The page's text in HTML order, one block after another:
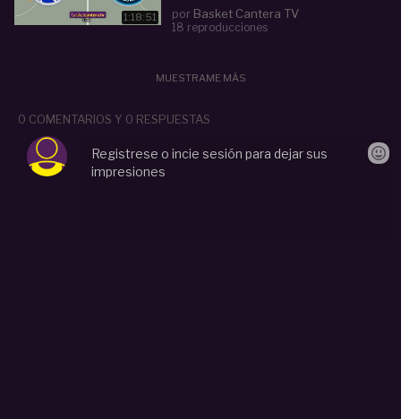
1:18:51 por Basket Cantera TV
18 reproducciones
MUESTRAME MÁS
0 COMENTARIOS Y 0 RESPUESTAS